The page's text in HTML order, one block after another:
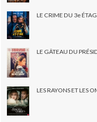
LE CRIME DU 3e
LE GÂTEAU DU
LES RAYONS ET LES